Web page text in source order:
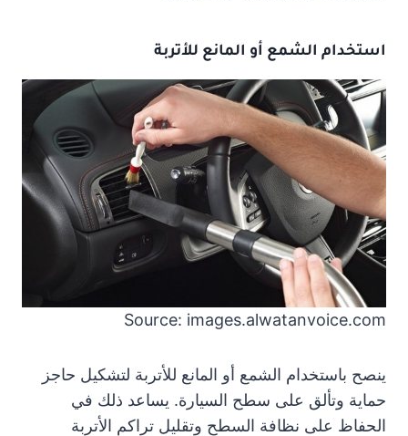
استخدام الشمع أو المانع للأتربة
Source: images.alwatanvoice.com
ينصح باستخدام الشمع أو المانع للأتربة لتشكيل حاجز
حماية وتألق على سطح السيارة. يساعد ذلك في
الحفاظ على نظافة السطح وتقليل تراكم الأتربة